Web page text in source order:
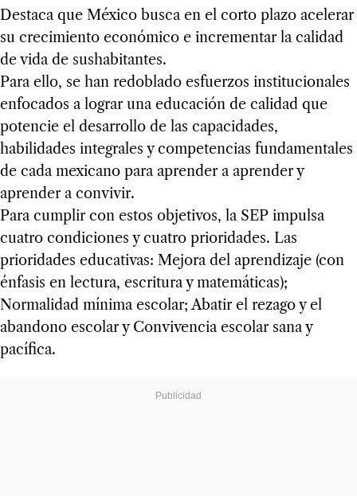
Destaca que México busca en el corto plazo acelerar
su crecimiento económico e incrementar la calidad
de vida de sushabitantes.
Para ello, se han redoblado esfuerzos institucionales
enfocados a lograr una educación de calidad que
potencie el desarrollo de las capacidades,
habilidades integrales y competencias fundamentales
de cada mexicano para aprender a aprender y
aprender a convivir.
Para cumplir con estos objetivos, la SEP impulsa
cuatro condiciones y cuatro prioridades. Las
prioridades educativas: Mejora del aprendizaje (con
énfasis en lectura, escritura y matemáticas);
Normalidad mínima escolar; Abatir el rezago y el
abandono escolar y Convivencia escolar sana y
pacífica.